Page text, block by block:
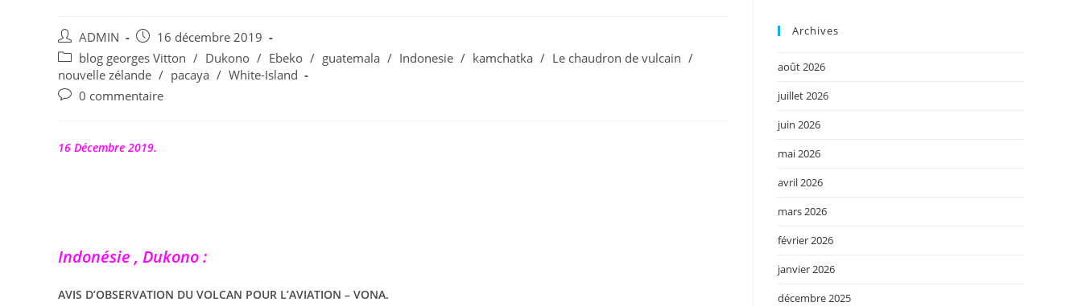
Auteur/autrice
de
la
publication :
ADMIN
Publication
publiée :
16 décembre 2019
Post
category:
blog georges Vitton / Dukono / Ebeko / guatemala / Indonesie / kamchatka / Le chaudron de vulcain /
nouvelle zélande / pacaya / White-Island
Commentaires
publication :
0 commentaire
16 Décembre 2019.
Indonésie , Dukono :
AVIS D’OBSERVATION DU VOLCAN POUR L’AVIATION – VONA.
Archives
août 2026
juillet 2026
juin 2026
mai 2026
avril 2026
mars 2026
février 2026
janvier 2026
décembre 2025